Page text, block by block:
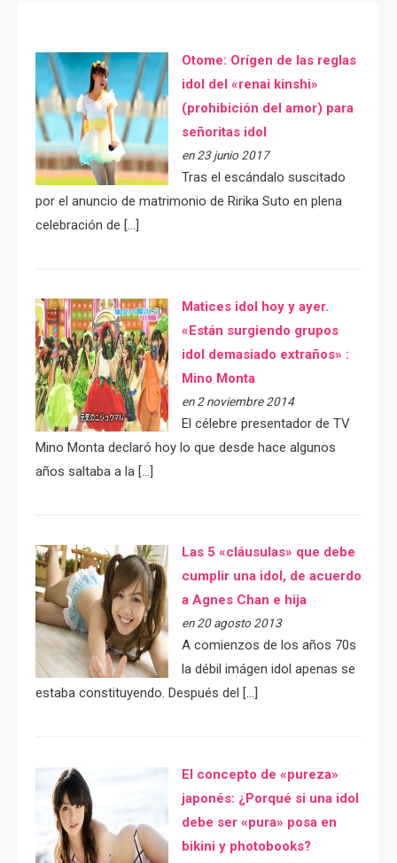
Otome: Orígen de las reglas
idol del «renai kinshi»
(prohibición del amor) para
señoritas idol
en 23 junio 2017
Tras el escándalo suscitado
por el anuncio de matrimonio de Ririka Suto en plena
celebración de […]
Matices idol hoy y ayer.
«Están surgiendo grupos
idol demasiado extraños» :
Mino Monta
en 2 noviembre 2014
El célebre presentador de TV
Mino Monta declaró hoy lo que desde hace algunos
años saltaba a la […]
Las 5 «cláusulas» que debe
cumplir una idol, de acuerdo
a Agnes Chan e hija
en 20 agosto 2013
A comienzos de los años 70s
la débil imágen idol apenas se
estaba constituyendo. Después del […]
El concepto de «pureza»
japonés: ¿Porqué si una idol
debe ser «pura» posa en
bikini y photobooks?